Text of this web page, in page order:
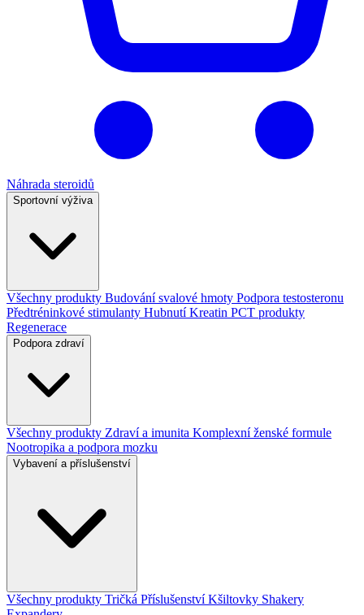
Náhrada steroidů
Sportovní výživa
Všechny produkty Budování svalové hmoty Podpora testosteronu
Předtréninkové stimulanty HubnutíKreatin PCT produkty
Regenerace
Podpora zdraví
Všechny produkty Zdraví a imunita Komplexní ženské formule
Nootropika a podpora mozku
Vybavení a příslušenství
Všechny produkty Tričká PříslušenstvíKšiltovky Shakery